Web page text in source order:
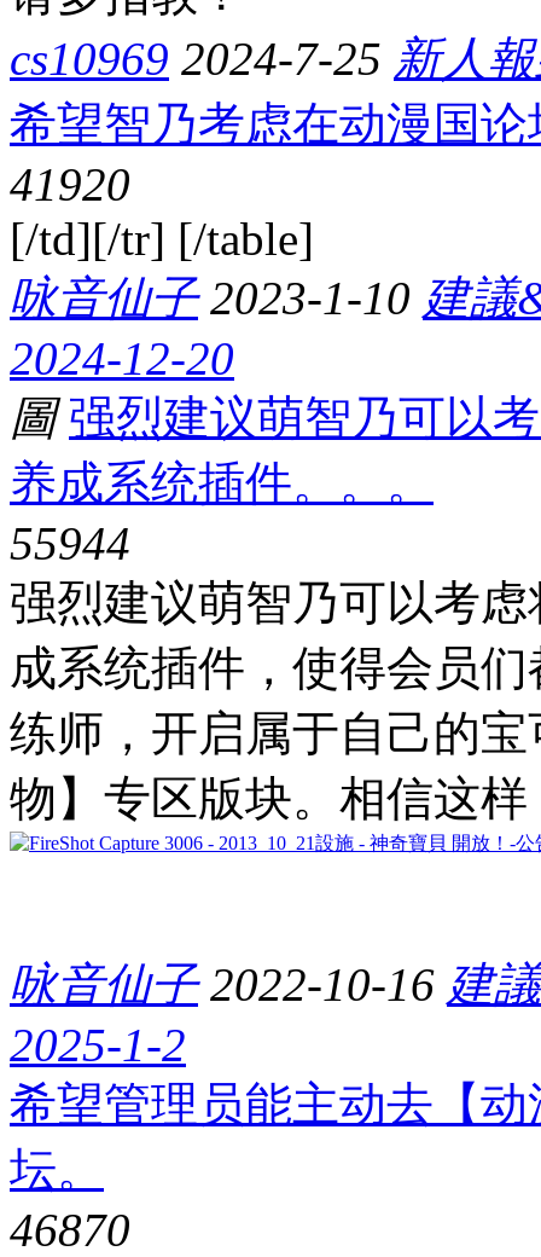
cs10969 2024-7-25 新人
希望智乃考虑在动漫国
41920
[/td][/tr] [/table]
咏音仙子 2023-1-10 建議
2024-12-20
圖 强烈建议萌智乃可以
养成系统插件。。。
55944
强烈建议萌智乃可以考
成系统插件，使得会员
练师，开启属于自己的
物】专区版块。相信这
咏音仙子 2022-10-16 建
2025-1-2
希望管理员能主动去【
坛。
46870